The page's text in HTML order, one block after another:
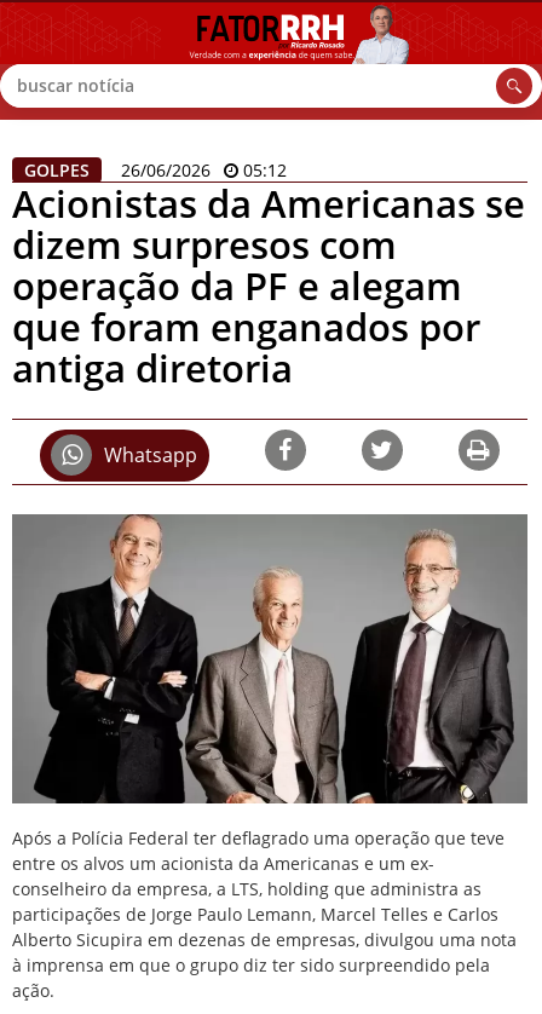
Buscar
GOLPES 26/06/2026 05:12
Acionistas da Americanas se
dizem surpresos com
operação da PF e alegam
que foram enganados por
antiga diretoria
Whatsapp
Após a Polícia Federal ter deflagrado uma operação que teve
entre os alvos um acionista da Americanas e um ex-
conselheiro da empresa, a LTS, holding que administra as
participações de Jorge Paulo Lemann, Marcel Telles e Carlos
Alberto Sicupira em dezenas de empresas, divulgou uma nota
à imprensa em que o grupo diz ter sido surpreendido pela
ação.